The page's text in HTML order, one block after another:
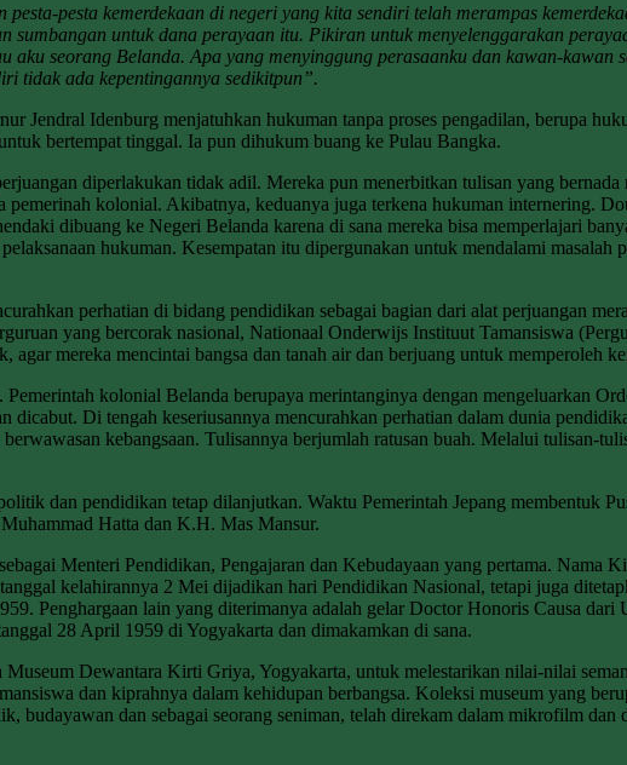
pesta kemerdekaan di negeri yang kita sendiri telah merampas
untuk dana perayaan itu. Pikiran untuk menyelenggarakan
seorang Belanda. Apa yang menyinggung perasaanku dan kawan-kawan
tidak ada kepentingannya sedikitpun”.
Jendral Idenburg menjatuhkan hukuman tanpa proses pengadilan, berupa
bertempat tinggal. Ia pun dihukum buang ke Pulau Bangka.
diperlakukan tidak adil. Mereka pun menerbitkan tulisan yang
pemerinah kolonial. Akibatnya, keduanya juga terkena hukuman internering.
dibuang ke Negeri Belanda karena di sana mereka bisa memperlajari
hukuman. Kesempatan itu dipergunakan untuk mendalami masalah
perhatian di bidang pendidikan sebagai bagian dari alat perjuangan
yang bercorak nasional, Nationaal Onderwijs Instituut Tamansiswa
agar mereka mencintai bangsa dan tanah air dan berjuang untuk memperoleh
kolonial Belanda berupaya merintanginya dengan mengeluarkan
Di tengah keseriusannya mencurahkan perhatian dalam dunia
kebangsaan. Tulisannya berjumlah ratusan buah. Melalui tulisan-
dan pendidikan tetap dilanjutkan. Waktu Pemerintah Jepang membentuk
Hatta dan K.H. Mas Mansur.
Menteri Pendidikan, Pengajaran dan Kebudayaan yang pertama. Nama
kelahirannya 2 Mei dijadikan hari Pendidikan Nasional, tetapi juga
Penghargaan lain yang diterimanya adalah gelar Doctor Honoris Causa dari
28 April 1959 di Yogyakarta dan dimakamkan di sana.
Dewantara Kirti Griya, Yogyakarta, untuk melestarikan nilai-nilai
dan kiprahnya dalam kehidupan berbangsa. Koleksi museum yang
budayawan dan sebagai seorang seniman, telah direkam dalam mikrofilm